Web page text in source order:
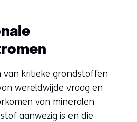
van kritieke grondstoffen
wereldwijde vraag en
van mineralen
aanwezig is en die